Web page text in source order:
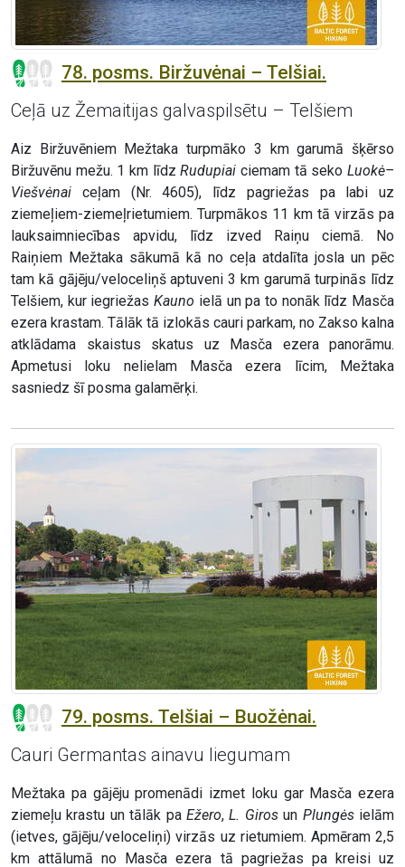
78. posms. Biržuvėnai – Telšiai.
Ceļā uz Žemaitijas galvaspilsētu – Telšiem
Aiz Biržuvēniem Mežtaka turpmāko 3 km garumā šķērso
Biržuvēnu mežu. 1 km līdzRudupiai ciemam tā sekoLuokė–
Viešvėnai ceļam (Nr. 4605), līdz pagriežas pa labi uz
ziemeļiem-ziemeļrietumiem. Turpmākos 11 km tā virzās pa
lauksaimniecības apvidu, līdz izved Raiņu ciemā. No
Raiņiem Mežtaka sākumā kā no ceļa atdalīta josla un pēc
tam kā gājēju/veloceliņš aptuveni 3 km garumā turpinās līdz
Telšiem, kur iegriežas Kauno ielā un pa to nonāk līdz Masča
ezera krastam. Tālāk tā izlokās cauri parkam, no Zakso kalna
atklādama skaistus skatus uz Masča ezera panorāmu.
Apmetusi loku nelielam Masča ezera līcim, Mežtaka
sasniedz šī posma galamērķi.
79. posms. Telšiai – Buožėnai.
Cauri Germantas ainavu liegumam
Mežtaka pa gājēju promenādi izmet loku gar Masča ezera
ziemeļu krastu un tālāk pa Ežero,L. Girosun Plungėsielām
(ietves, gājēju/veloceliņi) virzās uz rietumiem. Apmēram 2,5
km attālumā no Masča ezera tā pagriežas pa kreisi uz